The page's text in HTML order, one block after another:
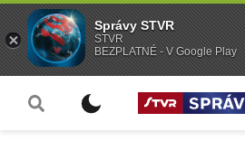
Správy STVR
STVR
BEZPLATNÉ - V Google Play